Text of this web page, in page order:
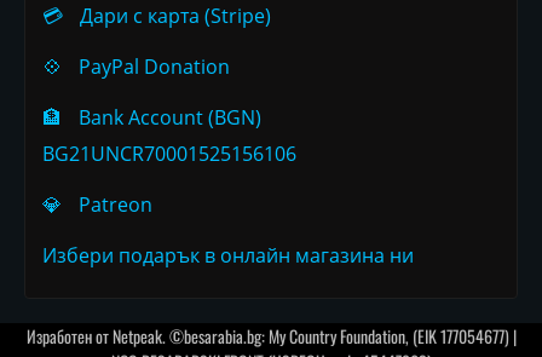
💳
Дари с карта (Stripe)
💠
PayPal Donation
🏦
Bank Account (BGN)
BG21UNCR70001525156106
💎
Patreon
Избери подарък в онлайн магазина ни
Изработен отNetpeak. ©besarabia.bg: My Country Foundation, (EIK 177054677) |